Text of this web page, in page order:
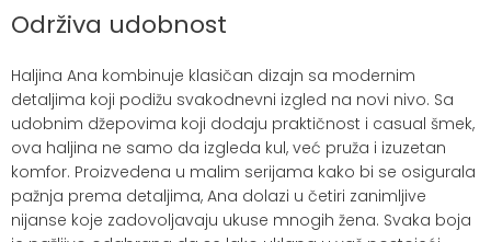
Održiva udobnost
Haljina Ana kombinuje klasičan dizajn sa modernim
detaljima koji podižu svakodnevni izgled na novi nivo. Sa
udobnim džepovima koji dodaju praktičnost i casual šmek,
ova haljina ne samo da izgleda kul, već pruža i izuzetan
komfor. Proizvedena u malim serijama kako bi se osigurala
pažnja prema detaljima, Ana dolazi u četiri zanimljive
nijanse koje zadovoljavaju ukuse mnogih žena. Svaka boja